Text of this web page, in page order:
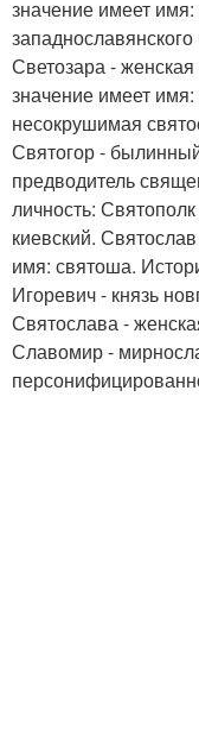
значение имеет
Светозара -
значение имеет
несокрушимая
Святогор -
предводитель
личность:
киевский.
имя: святоша.
Игоревич - князь
Святослава -
Славомир -